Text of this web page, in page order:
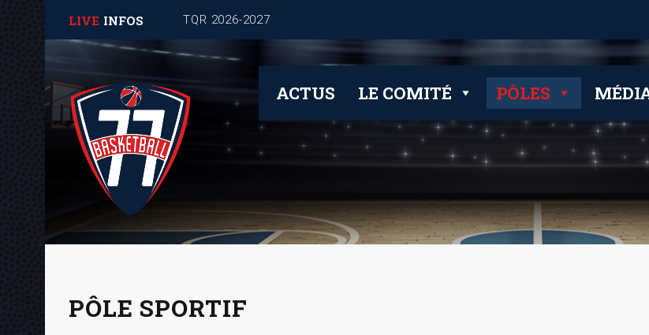
LIVE INFOS TQR 2026-2027
ACTUS LE COMITÉ PÔLES
PÔLE SPORTIF